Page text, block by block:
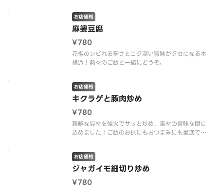
麻婆豆腐
お店価格
¥780
花椒のシビれる辛さとコク深い旨味がクセになる本
格派！熱々のご飯と一緒にどうぞ。
キクラゲと豚肉炒め
お店価格
¥780
新鮮な具材を強火でサッと炒め、素材の旨味を閉じ
込めました！ご飯のお供にもおつまみにも最適で
ジャガイモ細切り炒め
お店価格
¥780